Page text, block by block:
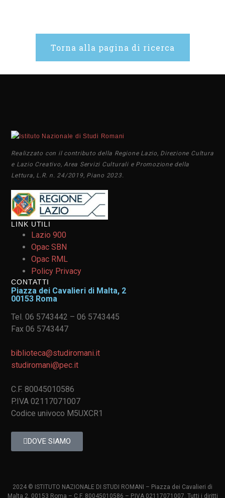
Torna alla pagina di ricerca
Realizzato con il contributo della Regione Lazio, Direzione Cultura
e Lazio Creativo, Area Servizi Culturali e Promozione della
Lettura, L.R. n. 24/2019, Piano 2023.
LINK UTILI
Lazio 900
Opac SBN
Opac RML
Policy Privacy
CONTATTI
Piazza dei Cavalieri di Malta, 2
00153 Roma
Tel. 06 5743442 – 06 5743445
Fax 06 5743447
biblioteca@studiromani.it
studiromani@pec.it
C.F. 80045010586
P.IVA 02117071007
Codice univoco M5UXCR1
DOVE SIAMO
2024 © ISTITUTO NAZIONALE DI STUDI ROMANI – Piazza dei Cavalieri di
Malta 2, 00153 Roma – C.F. 80045010586 – P.IVA 02117071007. Tutti i diritti